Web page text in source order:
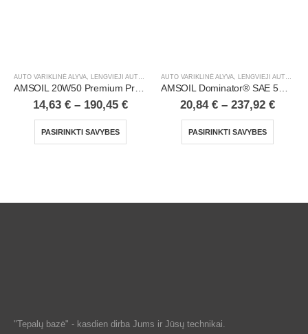
AUTO VARIKLINĖ ALYVA, LENGVIEJI AUTOMOBILIAI
AMSOIL 20W50 Premium Protection 100% Synthetic Motor Oil
14,63 € – 190,45 €
PASIRINKTI SAVYBES
AUTO VARIKLINĖ ALYVA, LENGVIEJI AUTOMOBILIAI
AMSOIL Dominator® SAE 5W20 Synthetic Racing Oil
20,84 € – 237,92 €
PASIRINKTI SAVYBES
"Tepalų bazė" - kasdien dirba Jums ir Jūsų technikai.